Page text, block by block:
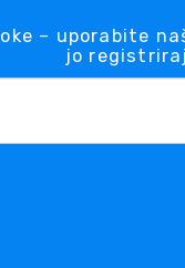
– uporabite
jo